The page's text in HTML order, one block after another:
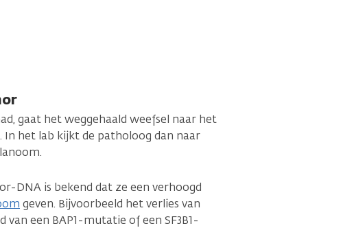
gaat het weggehaald weefsel naar het
het lab kijkt de patholoog dan naar
DNA is bekend dat ze een verhoogd
geven. Bijvoorbeeld het verlies van
een BAP1-mutatie of een SF3B1-